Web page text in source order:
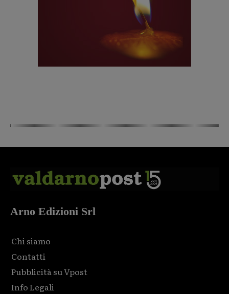
Arno Edizioni Srl
Chi siamo
Contatti
Pubblicità su Vpost
Info Legali